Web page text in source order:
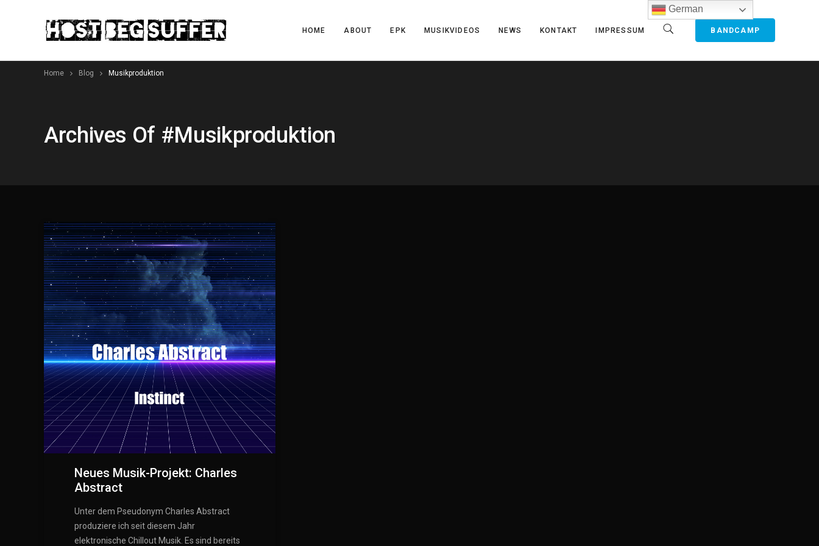
BANDCAMP
HOME ABOUT EPK MUSIKVIDEOS NEWS KONTAKT IMPRESSUM
Home Blog Musikproduktion
Archives Of #musikproduktion
Neues Musik-Projekt: Charles
Abstract
Unter dem Pseudonym Charles Abstract
produziere ich seit diesem Jahr
elektronische Chillout Musik. Es sind bereits
German